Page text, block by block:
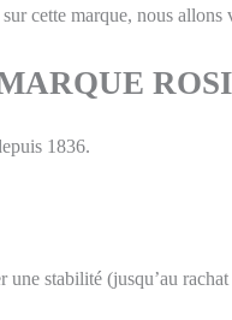
cette marque, nous allons
1836.
stabilité (jusqu’au